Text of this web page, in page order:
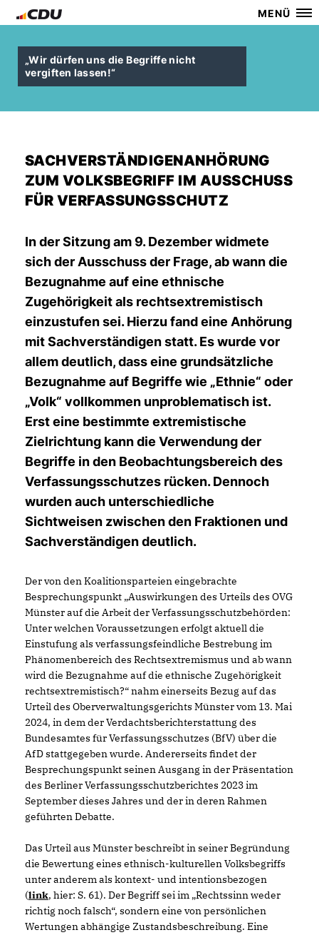
MENÜ
Wir dürfen uns die Begriffe nicht
vergiften lassen!“
SACHVERSTÄNDIGENANHÖRUNG
ZUM VOLKSBEGRIFF IM AUSSCHUSS
FÜR VERFASSUNGSSCHUTZ
In der Sitzung am 9. Dezember widmete
sich der Ausschuss der Frage, ab wann die
Bezugnahme auf eine ethnische
Zugehörigkeit als rechtsextremistisch
einzustufen sei. Hierzu fand eine Anhörung
mit Sachverständigen statt. Es wurde vor
allem deutlich, dass eine grundsätzliche
Bezugnahme auf Begriffe wie „Ethnie“ oder
Volk“ vollkommen unproblematisch ist.
Erst eine bestimmte extremistische
Zielrichtung kann die Verwendung der
Begriffe in den Beobachtungsbereich des
Verfassungsschutzes rücken. Dennoch
wurden auch unterschiedliche
Sichtweisen zwischen den Fraktionen und
Sachverständigen deutlich.
Der von den Koalitionsparteien eingebrachte
Besprechungspunkt „Auswirkungen des Urteils des OVG
Münster auf die Arbeit der Verfassungsschutzbehörden:
Unter welchen Voraussetzungen erfolgt aktuell die
Einstufung als verfassungsfeindliche Bestrebung im
Phänomenbereich des Rechtsextremismus und ab wann
wird die Bezugnahme auf die ethnische Zugehörigkeit
rechtsextremistisch?“ nahm einerseits Bezug auf das
Urteil des Oberverwaltungsgerichts Münster vom 13. Mai
2024, in dem der Verdachtsberichterstattung des
Bundesamtes für Verfassungsschutzes (BfV) über die
AfD stattgegeben wurde. Andererseits findet der
Besprechungspunkt seinen Ausgang in der Präsentation
des Berliner Verfassungsschutzberichtes 2023 im
September dieses Jahres und der in deren Rahmen
geführten Debatte.
Das Urteil aus Münster beschreibt in seiner Begründung
die Bewertung eines ethnisch-kulturellen Volksbegriffs
unter anderem als kontext- und intentionsbezogen
(link, hier: S. 61). Der Begriff sei im „Rechtssinn weder
richtig noch falsch“, sondern eine von persönlichen
Wertungen abhängige Zustandsbeschreibung. Eine